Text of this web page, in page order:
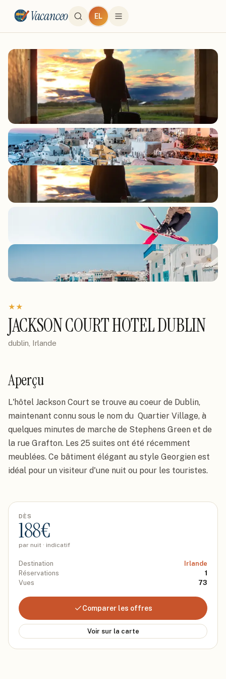
Vacanceo EL
★★
JACKSON COURT HOTEL DUBLIN
dublin, Irlande
Aperçu
L'hôtel Jackson Court se trouve au coeur de Dublin,
maintenant connu sous le nom du  Quartier Village, à
quelques minutes de marche de Stephens Green et de
la rue Grafton. Les 25 suites ont été récemment
meublées. Ce bâtiment élégant au style Georgien est
idéal pour un visiteur d'une nuit ou pour les touristes.
DÈS
188€
par nuit · indicatif
Destination
Irlande
Réservations
1
Vues
73
Comparer les offres
Voir sur la carte